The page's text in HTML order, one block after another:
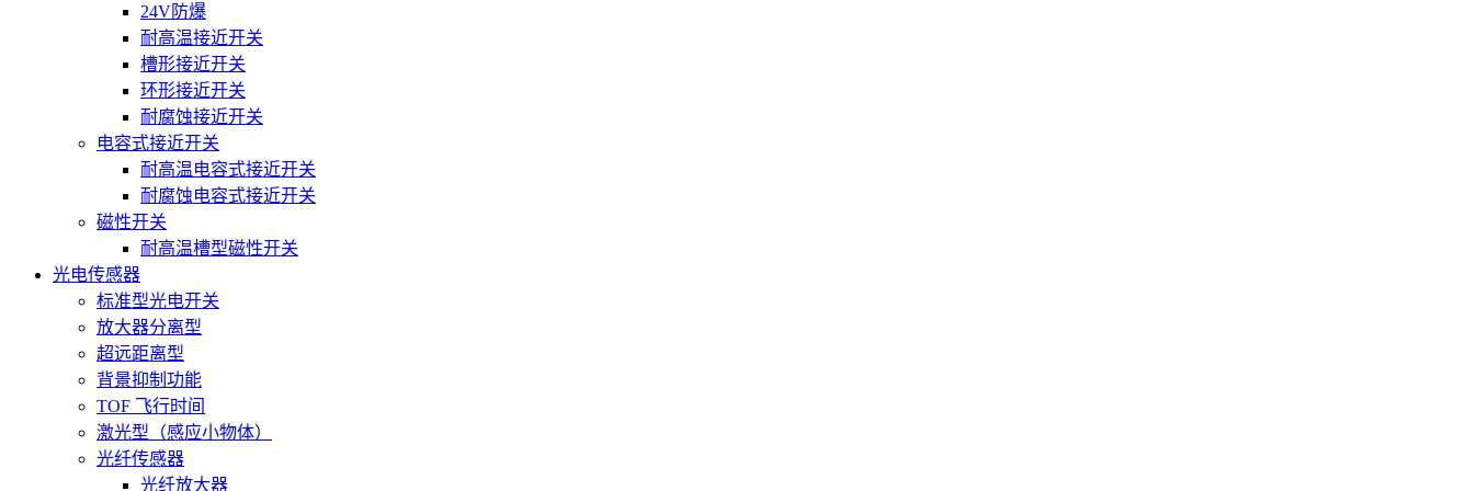
24V防爆
耐高温接近开关
槽形接近开关
环形接近开关
耐腐蚀接近开关
电容式接近开关
耐高温电容式接近开关
耐腐蚀电容式接近开关
磁性开关
耐高温槽型磁性开关
光电传感器
标准型光电开关
放大器分离型
超远距离型
背景抑制功能
TOF 飞行时间
激光型（感应小物体）
光纤传感器
光纤放大器